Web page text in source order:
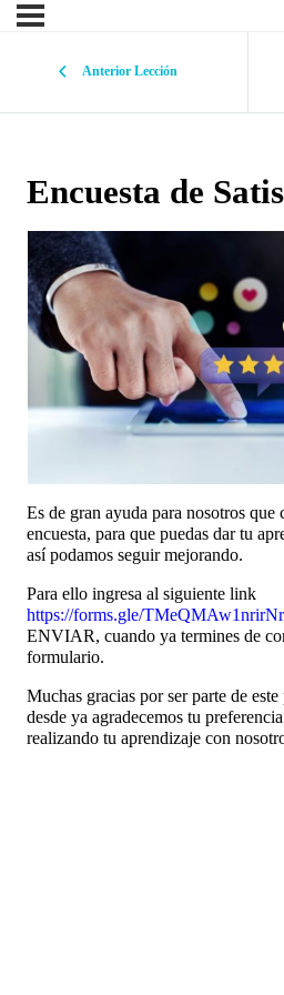
Anterior Lección
Encuesta de
Es de gran ayuda para nosotros que
encuesta, para que puedas dar tu
así podamos seguir mejorando.
Para ello ingresa al siguiente link
https://forms.gle/
ENVIAR, cuando ya termines de
formulario.
Muchas gracias por ser parte de
desde ya agradecemos tu
realizando tu aprendizaje con